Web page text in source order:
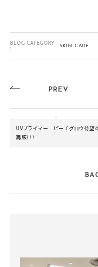
BLOG CATEGORY
:
SKIN CARE
PREV
UVプライマー ピーチグロウ待望
再販！！！